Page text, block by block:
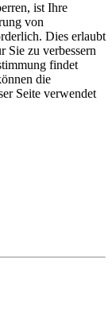
ist Ihre
von
Dies erlaubt
Sie zu verbessern
findet
die
Seite verwendet